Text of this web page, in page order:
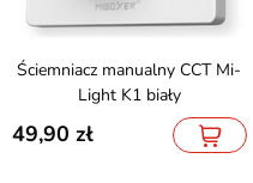
Ściemniacz manualny CCT Mi-
Light K1 biały
49,90